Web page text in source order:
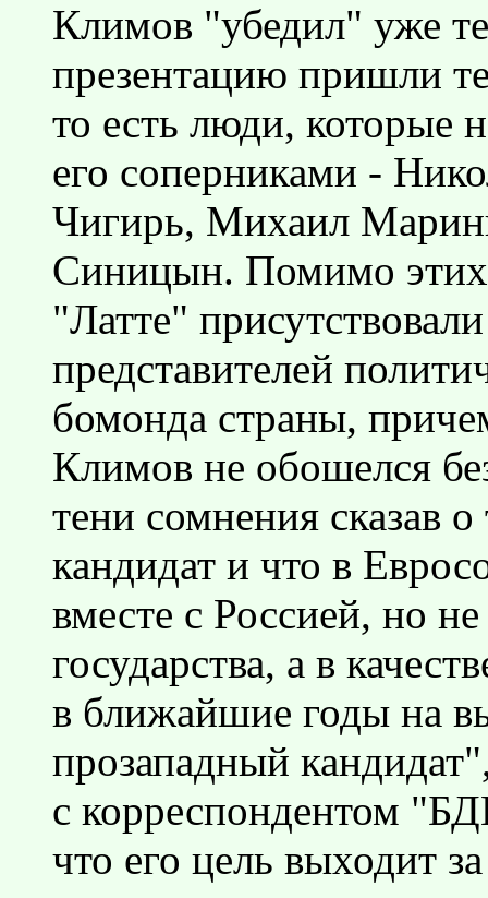
Климов "убедил" уже
презентацию пришли
то есть люди, которые
его соперниками -
Чигирь, Михаил
Синицын. Помимо этих
"Латте"
представителей
бомонда страны,
Климов не обошелся
тени сомнения сказав
кандидат и что в
вместе с Россией, но
государства, а в
в ближайшие годы на
прозападный
с корреспондентом
что его цель выходит